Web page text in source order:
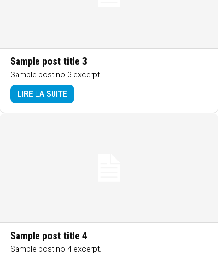
Sample post title 3
Sample post no 3 excerpt.
LIRE LA SUITE
Sample post title 4
Sample post no 4 excerpt.